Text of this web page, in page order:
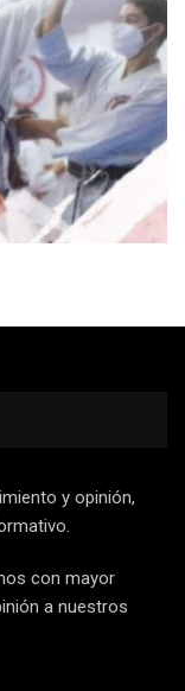
y opinión,
con mayor
a nuestros